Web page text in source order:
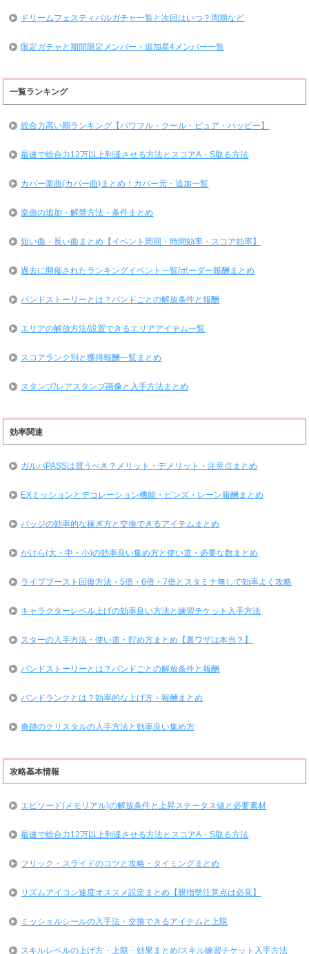
ドリームフェスティバルガチャ一覧と次回はいつ？周期など
限定ガチャと期間限定メンバー・追加星4メンバー一覧
一覧ランキング
総合力高い順ランキング【パワフル・クール・ピュア・ハッピー】
最速で総合力12万以上到達させる方法とスコアA・S取る方法
カバー楽曲(カバー曲)まとめ！カバー元・追加一覧
楽曲の追加・解禁方法・条件まとめ
短い曲・長い曲まとめ【イベント周回・時間効率・スコア効率】
過去に開催されたランキングイベント一覧/ボーダー報酬まとめ
バンドストーリーとは？バンドごとの解放条件と報酬
エリアの解放方法/設置できるエリアアイテム一覧
スコアランク別と獲得報酬一覧まとめ
スタンプ/レアスタンプ画像と入手方法まとめ
効率関連
ガルパPASSは買うべき？メリット・デメリット・注意点まとめ
EXミッションとデコレーション機能・ピンズ・レーン報酬まとめ
バッジの効率的な稼ぎ方と交換できるアイテムまとめ
かけら(大・中・小)の効率良い集め方と使い道・必要な数まとめ
ライブブースト回復方法・5倍・6倍・7倍とスタミナ無しで効率よく攻略
キャラクターレベル上げの効率良い方法と練習チケット入手方法
スターの入手方法・使い道・貯め方まとめ【裏ワザは本当？】
バンドストーリーとは？バンドごとの解放条件と報酬
バンドランクとは？効率的な上げ方・報酬まとめ
奇跡のクリスタルの入手方法と効率良い集め方
攻略基本情報
エピソード(メモリアル)の解放条件と上昇ステータス値と必要素材
最速で総合力12万以上到達させる方法とスコアA・S取る方法
フリック・スライドのコツと攻略・タイミングまとめ
リズムアイコン速度オススメ設定まとめ【親指勢注意点は必見】
ミッシェルシールの入手法・交換できるアイテムと上限
スキルレベルの上げ方・上限・効果まとめ/スキル練習チケット入手方法